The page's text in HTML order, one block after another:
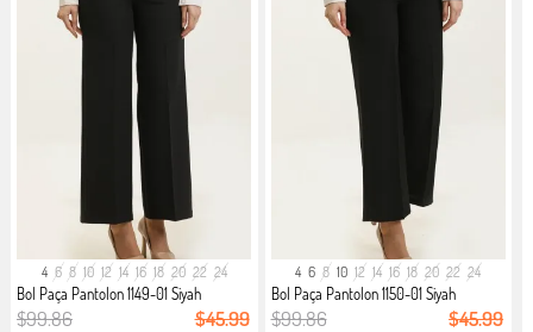
4 6 8 10 12 14 16 18 20 22 24
Bol Paça Pantolon 1149-01 Siyah
$99.86 $45.99
4 6 8 10 12 14 16 18 20 22 24
Bol Paça Pantolon 1150-01 Siyah
$99.86 $45.99